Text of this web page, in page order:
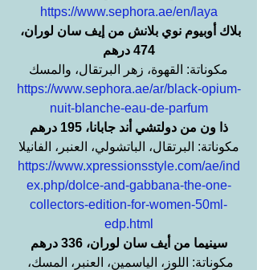
https://www.sephora.ae/en/laya
بلاك أوبيوم نوي بلانش من إيف سان لوران،
474 درهم
مكوناتة: القهوة، زهر البرتقال، والمسك
https://www.sephora.ae/ar/black-opium-
nuit-blanche-eau-de-parfum
ذا ون من دولتشي أند جابانا، 195 درهم
مكوناتة: البرتقال، الباتشولي، العنبر، الفانيلا
https://www.xpressionsstyle.com/ae/ind
ex.php/dolce-and-gabbana-the-one-
collectors-edition-for-women-50ml-
edp.html
سينيما من أيف سان لوران، 336 درهم
مكوناتة: اللوز، الياسمين، العنبر، المسك،